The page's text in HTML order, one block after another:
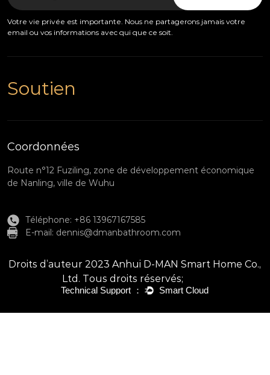
Votre vie privée est importante. Nous ne partagerons jamais votre
email ou vos informations avec qui que ce soit.
Soutien
Coordonnées
Route n°12 Fuziling, zone de développement économique
de Nanling, ville de Wuhu
Téléphone: +86 13967167585
E-mail: dennis@dmanbathroom.com
Droits d’auteur 2023 Anhui D-MAN Smart Home Co.,
Ltd. Tous droits réservés;